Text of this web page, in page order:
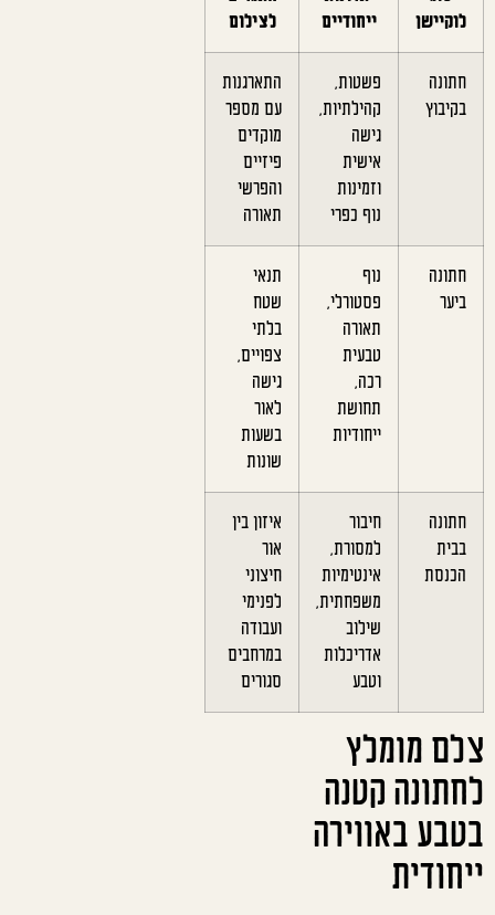
לוקיישן
ייחודיים
לצילום
חתונה
בקיבוץ
פשטות,
קהילתיות,
גישה
אישית
וזמינות
נוף כפרי
התארגנות
עם מספר
מוקדים
פיזיים
והפרשי
תאורה
חתונה
ביער
נוף
פסטורלי,
תאורה
טבעית
רכה,
תחושת
ייחודיות
תנאי
שטח
בלתי
צפויים,
גישה
לאור
בשעות
שונות
חתונה
בבית
הכנסת
חיבור
למסורת,
אינטימיות
משפחתית,
שילוב
אדריכלות
וטבע
איזון בין
אור
חיצוני
לפנימי
ועבודה
במרחבים
סגורים
צלם מומלץ
לחתונה קטנה
בטבע באווירה
ייחודית